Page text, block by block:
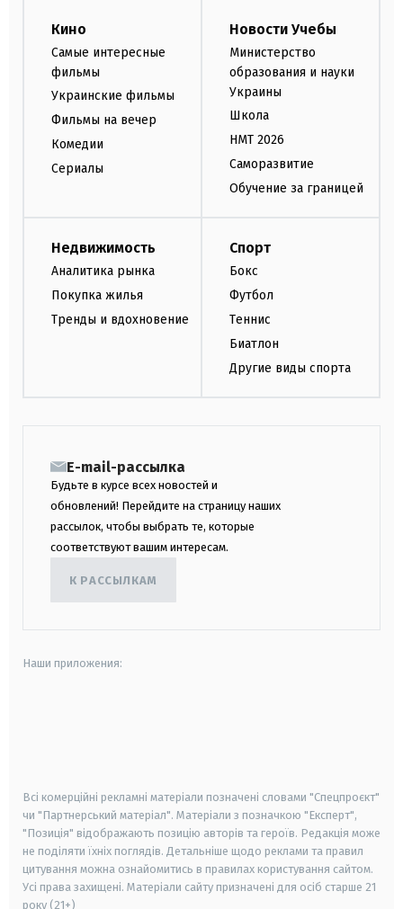
Кино
Самые интересные
фильмы
Украинские фильмы
Фильмы на вечер
Комедии
Сериалы
Новости Учебы
Министерство
образования и науки
Украины
Школа
НМТ 2026
Саморазвитие
Обучение за границей
Недвижимость
Аналитика рынка
Покупка жилья
Тренды и вдохновение
Спорт
Бокс
Футбол
Теннис
Биатлон
Другие виды спорта
E-mail-рассылка
Будьте в курсе всех новостей и
обновлений! Перейдите на страницу наших
рассылок, чтобы выбрать те, которые
соответствуют вашим интересам.
К РАССЫЛКАМ
Наши приложения:
Всі комерційні рекламні матеріали позначені словами "Спецпроєкт"
чи "Партнерський матеріал". Матеріали з позначкою "Експерт",
"Позиція" відображають позицію авторів та героїв. Редакція може
не поділяти їхніх поглядів. Детальніше щодо реклами та правил
цитування можна ознайомитись в правилах користування сайтом.
Усі права захищені. Матеріали сайту призначені для осіб старше 21
року (21+)